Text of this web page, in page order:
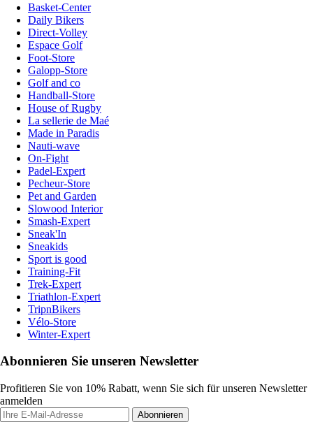
Basket-Center
Daily Bikers
Direct-Volley
Espace Golf
Foot-Store
Galopp-Store
Golf and co
Handball-Store
House of Rugby
La sellerie de Maé
Made in Paradis
Nauti-wave
On-Fight
Padel-Expert
Pecheur-Store
Pet and Garden
Slowood Interior
Smash-Expert
Sneak'In
Sneakids
Sport is good
Training-Fit
Trek-Expert
Triathlon-Expert
TripnBikers
Vélo-Store
Winter-Expert
Abonnieren Sie unseren Newsletter
Profitieren Sie von 10% Rabatt, wenn Sie sich für unseren Newsletter
anmelden
Abonnieren